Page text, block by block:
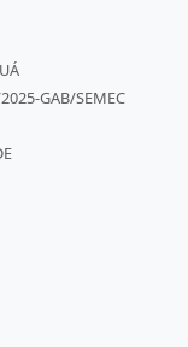
GAB/SEMEC